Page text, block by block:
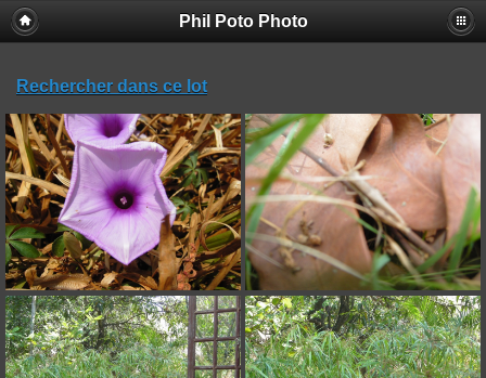
Phil Poto Photo
Rechercher dans ce lot